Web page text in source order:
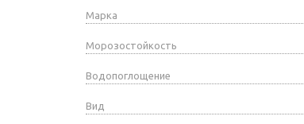
Марка
Морозостойкость
Водопоглощение
Вид